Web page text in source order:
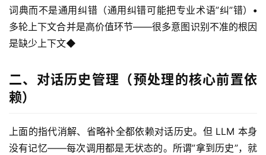
词典而不是通用纠错（通用纠错可能把专业术语”纠”错） •
多轮上下文合并是高价值环节——很多意图识别不准的根因
是缺少上下文◆
二、对话历史管理（预处理的核心前置依
赖）
上面的指代消解、省略补全都依赖对话历史。但 LLM 本身
没有记忆——每次调用都是无状态的。所谓”拿到历史”，就